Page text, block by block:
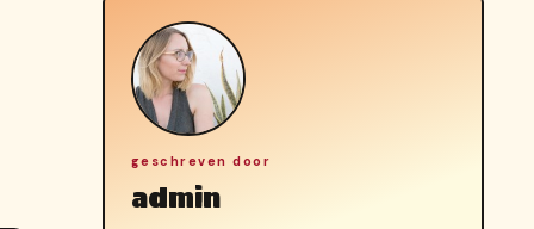
geschreven door
admin